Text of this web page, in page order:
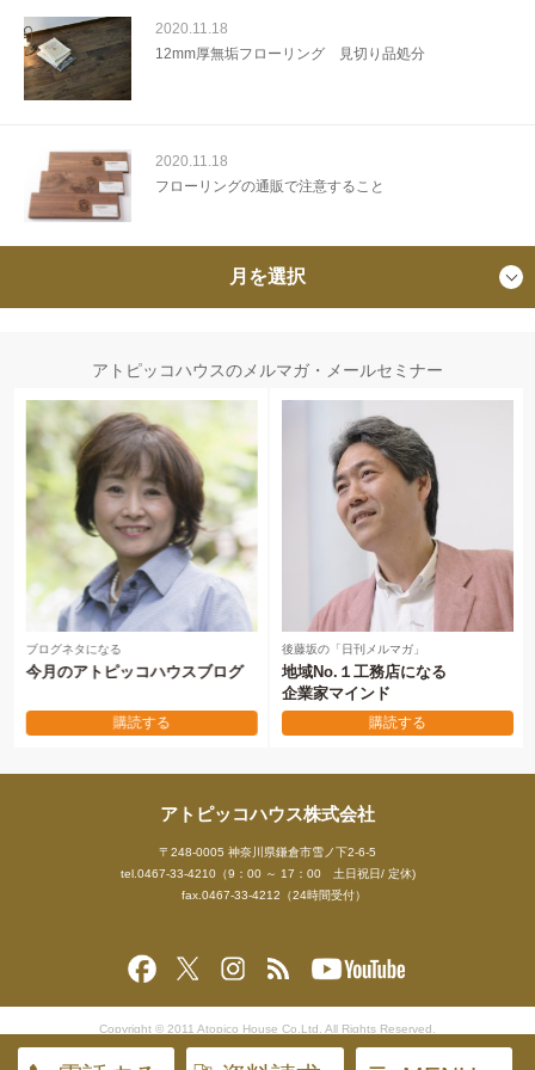
2020.11.18
12mm厚無垢フローリング 見切り品処分
2020.11.18
フローリングの通販で注意すること
月を選択
アトピッコハウスのメルマガ・メールセミナー
ブログネタになる
今月のアトピッコハウスブログ
購読する
後藤坂の「日刊メルマガ」
地域No.１工務店になる
企業家マインド
購読する
アトピッコハウス株式会社
〒248-0005 神奈川県鎌倉市雪ノ下2-6-5
tel.0467-33-4210（9：00 ～ 17：00 土日祝日/ 定休)
fax.0467-33-4212（24時間受付）
Copyright © 2011 Atopico House Co.Ltd. All Rights Reserved.